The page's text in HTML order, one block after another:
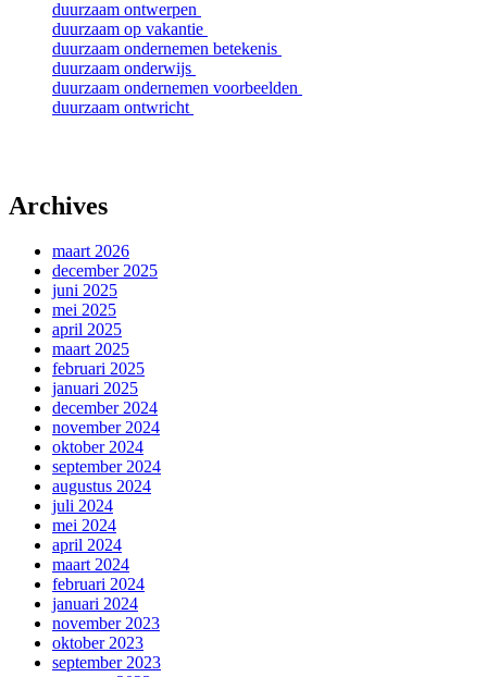
duurzaam ontwerpen
duurzaam op vakantie
duurzaam ondernemen betekenis
duurzaam onderwijs
duurzaam ondernemen voorbeelden
duurzaam ontwricht
Archives
maart 2026
december 2025
juni 2025
mei 2025
april 2025
maart 2025
februari 2025
januari 2025
december 2024
november 2024
oktober 2024
september 2024
augustus 2024
juli 2024
mei 2024
april 2024
maart 2024
februari 2024
januari 2024
november 2023
oktober 2023
september 2023